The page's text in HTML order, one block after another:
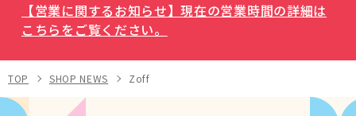
【営業に関するお知らせ】現在の営業時間の詳細は
こちらをご覧ください。
TOP SHOP NEWS Zoff